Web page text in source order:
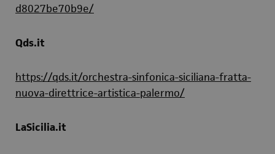
d8027be70b9e/
Qds.it
https://qds.it/orchestra-sinfonica-siciliana-fratta-
nuova-direttrice-artistica-palermo/
LaSicilia.it